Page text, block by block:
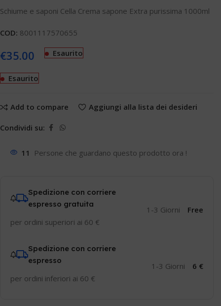
Schiume e saponi Cella Crema sapone Extra purissima 1000ml
COD: 8001117570655
€35.00 Esaurito
Esaurito
Add to compare Aggiungi alla lista dei desideri
Condividi su:
11 Persone che guardano questo prodotto ora !
Spedizione con corriere
espresso gratuita
per ordini superiori ai 60 €
1-3 Giorni Free
Spedizione con corriere
espresso
per ordini inferiori ai 60 €
1-3 Giorni 6 €